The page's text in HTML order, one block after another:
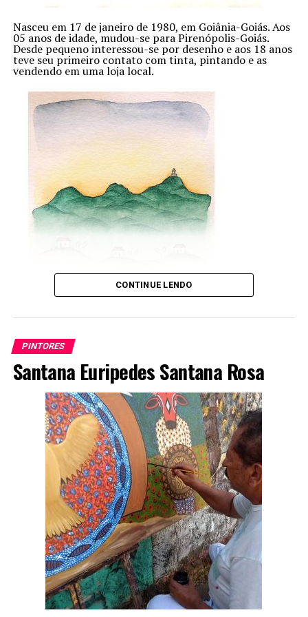
Nasceu em 17 de janeiro de 1980, em Goiânia-Goiás. Aos
05 anos de idade, mudou-se para Pirenópolis-Goiás.
Desde pequeno interessou-se por desenho e aos 18 anos
teve seu primeiro contato com tinta, pintando e as
vendendo em uma loja local.
CONTINUE LENDO
PINTORES
Santana Euripedes Santana Rosa